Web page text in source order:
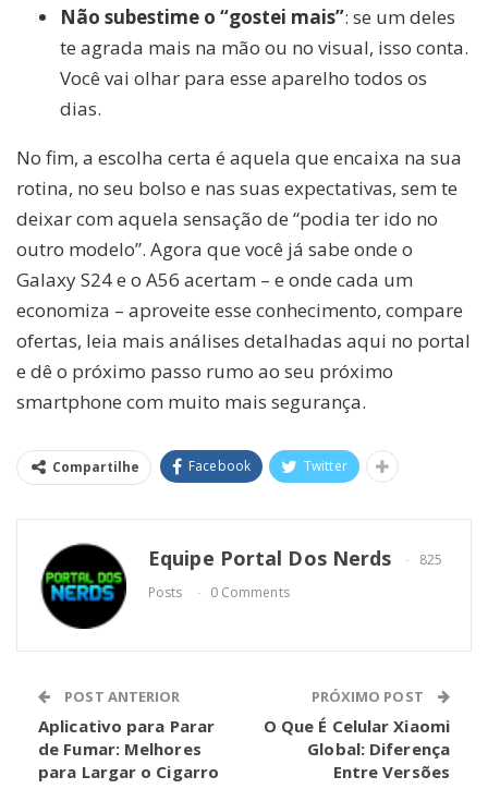
Não subestime o “gostei mais”: se um deles
te agrada mais na mão ou no visual, isso conta.
Você vai olhar para esse aparelho todos os
dias.
No fim, a escolha certa é aquela que encaixa na sua
rotina, no seu bolso e nas suas expectativas, sem te
deixar com aquela sensação de “podia ter ido no
outro modelo”. Agora que você já sabe onde o
Galaxy S24 e o A56 acertam – e onde cada um
economiza – aproveite esse conhecimento, compare
ofertas, leia mais análises detalhadas aqui no portal
e dê o próximo passo rumo ao seu próximo
smartphone com muito mais segurança.
Compartilhe Facebook Twitter
Equipe Portal Dos Nerds
825
Posts
0 Comments
POST ANTERIOR
Aplicativo para Parar
de Fumar: Melhores
para Largar o Cigarro
PRÓXIMO POST
O Que É Celular Xiaomi
Global: Diferença
Entre Versões